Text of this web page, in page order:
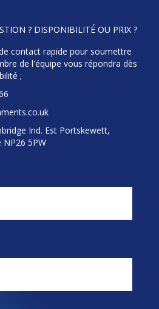
? DISPONIBILITÉ OU PRIX ?
contact rapide pour soumettre
de l'équipe vous répondra dès
;
Ind. Est Portskewett,
5PW